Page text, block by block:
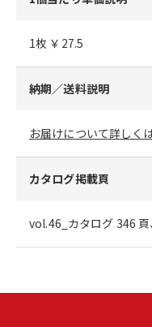
1枚 ￥27.5
納期／送料説明
お届けについて詳しく
カタログ掲載頁
vol.46_カタログ 346